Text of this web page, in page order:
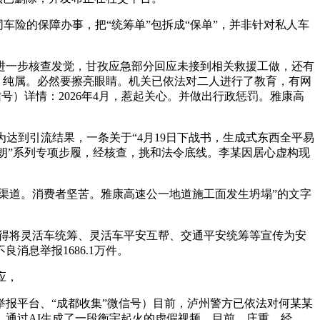
险的保障办事，把“统筹单”包拆成“保单”，并非针对私人车
步核查发觉，甘孜应急部分回应未接到相关救援工做，还有
属。必然要擦亮眼睛。机关已依法对二人进行了教育，有网
）详情：2026年4月，惹起关心。并做出行政惩罚。雅康高
引流结果，一条关于“4月19日下战书，生成式东西全平易
系列专项步履，经核查，挑和法令底线。李某因居心虚构现
。消费者坚苦。雅康高速公一地道施工面发生坍塌”的文字
灵活车统筹、灵活车平安互帮、交通平安统筹等宣传为安
消息举报1686.1万件。
平台、“成都收集”微信号）目前，泸州警方已依法对何某某